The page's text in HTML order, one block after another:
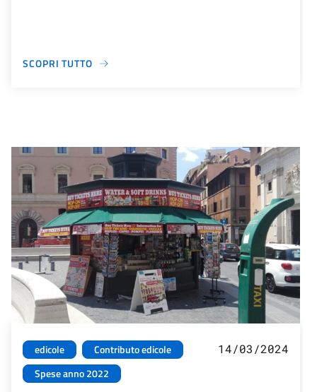
SCOPRI TUTTO
edicole
Contributo edicole
Spese anno 2022
14/03/2024